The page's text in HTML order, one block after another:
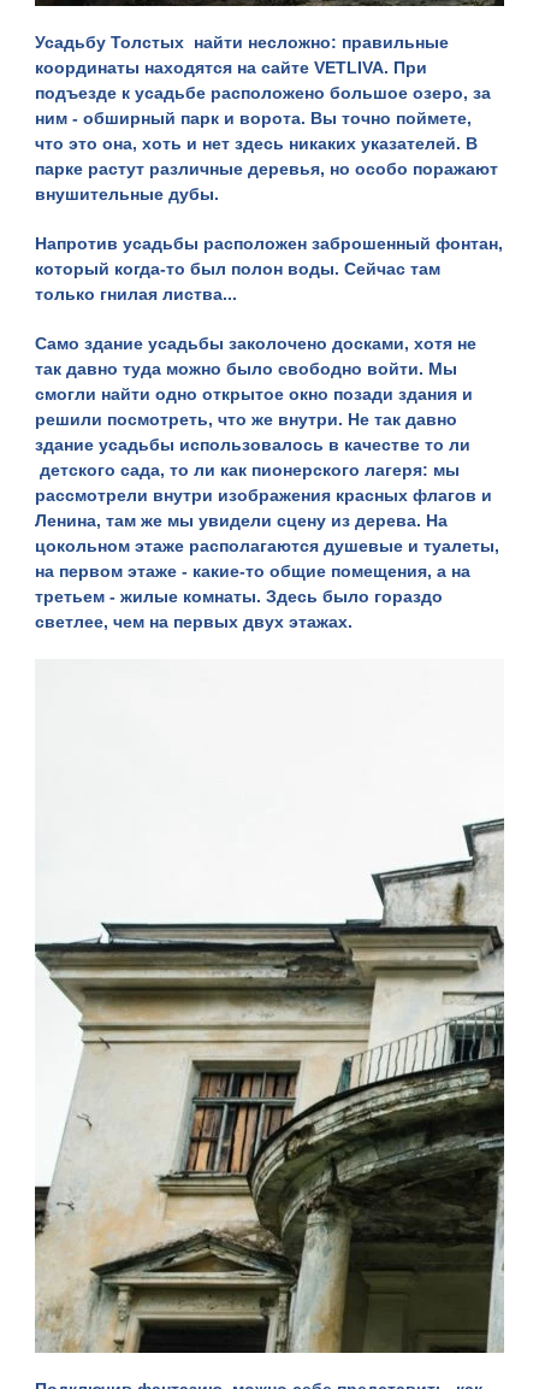
Усадьбу Толстых найти несложно: правильные
координаты находятся на сайте VETLIVA. При
подъезде к усадьбе расположено большое озеро, за
ним - обширный парк и ворота. Вы точно поймете,
что это она, хоть и нет здесь никаких указателей. В
парке растут различные деревья, но особо поражают
внушительные дубы.
Напротив усадьбы расположен заброшенный фонтан,
который когда-то был полон воды. Сейчас там
только гнилая листва...
Само здание усадьбы заколочено досками, хотя не
так давно туда можно было свободно войти. Мы
смогли найти одно открытое окно позади здания и
решили посмотреть, что же внутри. Не так давно
здание усадьбы использовалось в качестве то ли
детского сада, то ли как пионерского лагеря: мы
рассмотрели внутри изображения красных флагов и
Ленина, там же мы увидели сцену из дерева. На
цокольном этаже располагаются душевые и туалеты,
на первом этаже - какие-то общие помещения, а на
третьем - жилые комнаты. Здесь было гораздо
светлее, чем на первых двух этажах.